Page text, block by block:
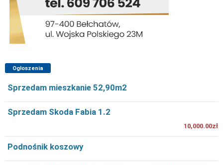
Ogłoszenia
Sprzedam mieszkanie 52,90m2
Sprzedam Skoda Fabia 1.2
10,000.00zł
Podnośnik koszowy